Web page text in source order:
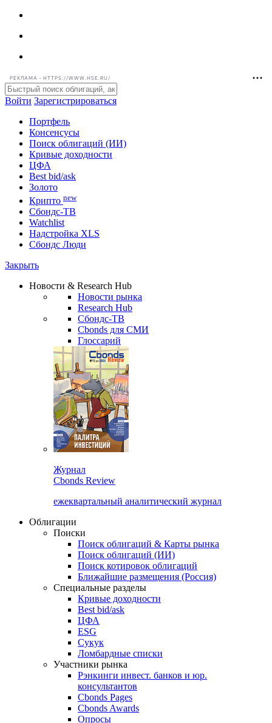
РЕКЛАМА • HTTPS://WWW.HSE.RU/
Войти Зарегистрироваться
Портфель
Консенсусы
Поиск облигаций (ИИ)
Кривые доходности
ЦФА
Best bid/ask
Золото
Крипто new
Watchlist
Сбондс Люди
Новости & Research Hub
Новости рынка
Research Hub
Сбондс-ТВ
Cbonds для СМИ
Глоссарий
Cbonds Review
ежеквартальный аналитический журнал
Облигации
Поиски
Поиск облигаций & Карты рынка
Поиск облигаций (ИИ)
Поиск котировок облигаций
Ближайшие размещения (Россия)
Специальные разделы
Кривые доходности
Best bid/ask
ЦФА
ESG
Сукук
Ломбардные списки
Участники рынка
Рэнкинги инвест. банков и юр.